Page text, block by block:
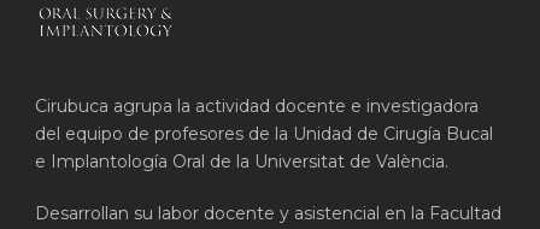
Cirubuca agrupa la actividad docente e investigadora
del equipo de profesores de la Unidad de Cirugía Bucal
e Implantología Oral de la Universitat de València.
Desarrollan su labor docente y asistencial en la Facultad